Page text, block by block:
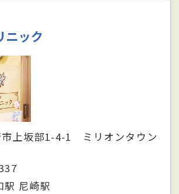
ニック
市上坂部1-4-1 ミリオンタウン
駅 尼崎駅